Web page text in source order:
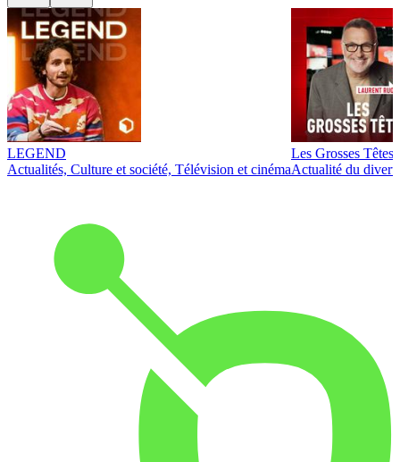
LEGEND
Actualités, Culture et société, Télévision et cinéma
Les Grosses Têtes
Actualité du